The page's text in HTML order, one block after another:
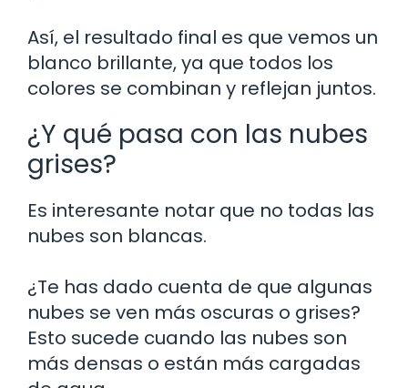
Así, el resultado final es que vemos un
blanco brillante, ya que todos los
colores se combinan y reflejan juntos.
¿Y qué pasa con las nubes
grises?
Es interesante notar que no todas las
nubes son blancas.
¿Te has dado cuenta de que algunas
nubes se ven más oscuras o grises?
Esto sucede cuando las nubes son
más densas o están más cargadas